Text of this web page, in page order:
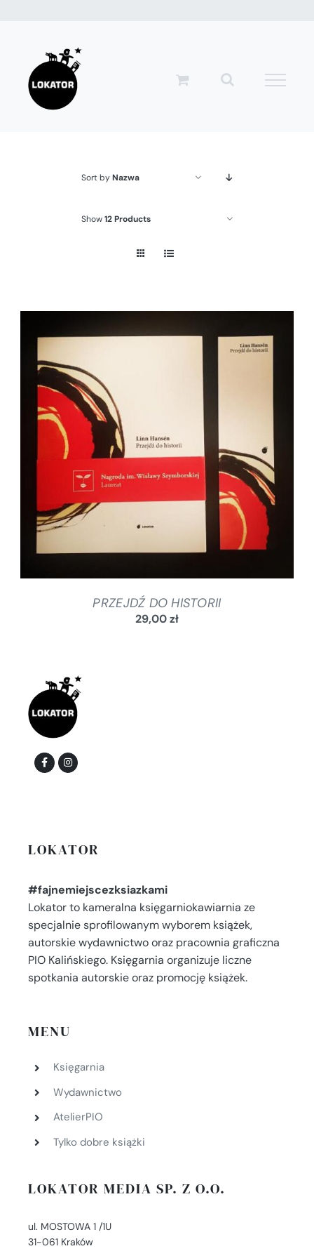
zawartości
Sort byNazwa
Show12 Products
DODAJ DO KOSZYKA / SZCZEGÓŁY
PRZEJDŹ DO HISTORII
29,00zł
LOKATOR
#fajnemiejscezksiazkami
Lokator to kameralna księgarniokawiarnia ze
specjalnie sprofilowanym wyborem książek,
autorskie wydawnictwo oraz pracownia graficzna
PIO Kalińskiego. Księgarnia organizuje liczne
spotkania autorskie oraz promocję książek.
MENU
Księgarnia
Wydawnictwo
AtelierPIO
Tylko dobre książki
LOKATOR MEDIA SP. Z O.O.
ul. MOSTOWA 1 /1U
31-061 Kraków